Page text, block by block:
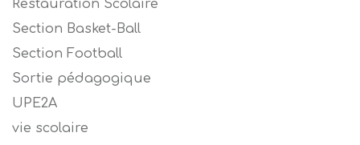
Restauration Scolaire
Section Basket-Ball
Section Football
Sortie pédagogique
UPE2A
vie scolaire